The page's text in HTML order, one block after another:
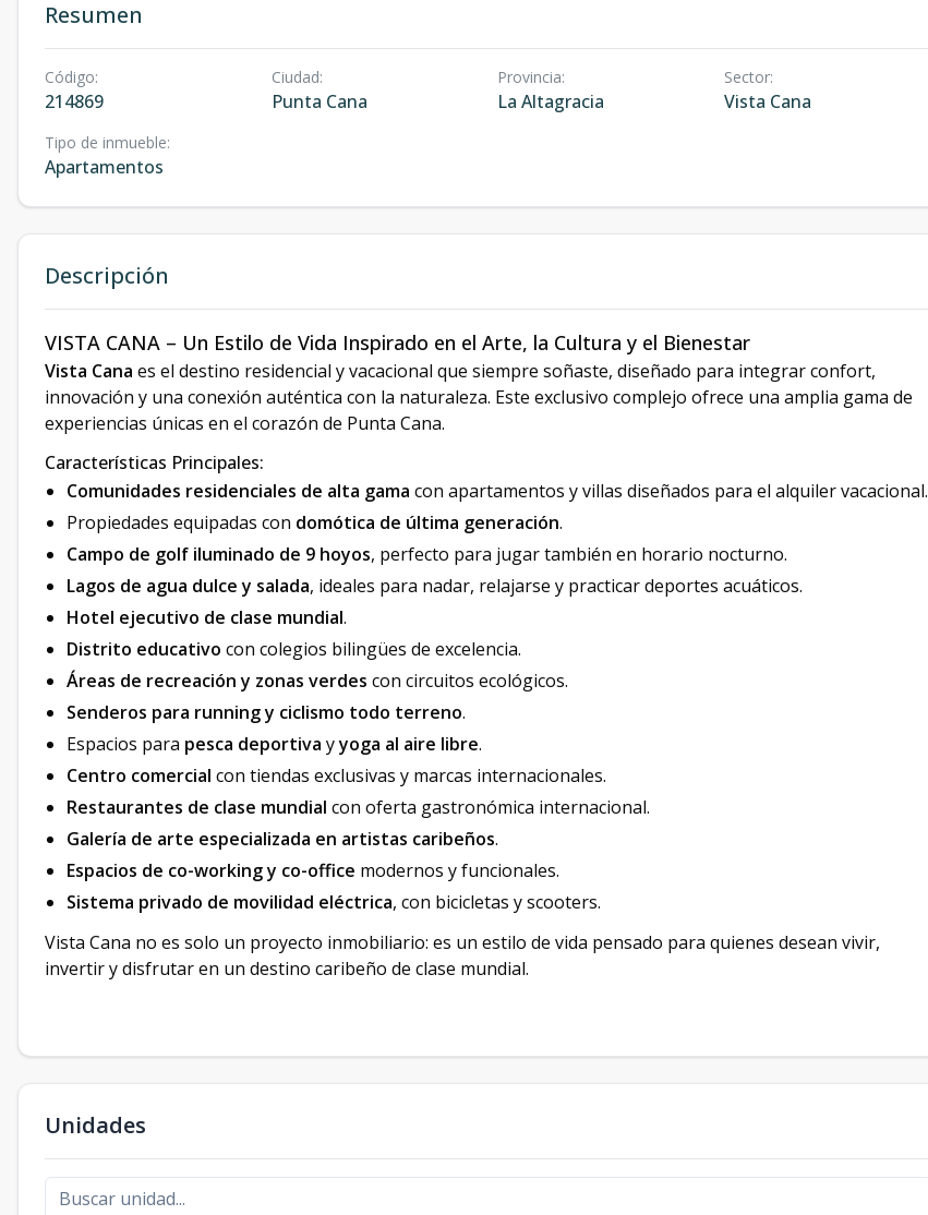
Resumen
Código:
214869
Ciudad:
Punta Cana
Provincia:
La Altagracia
Sector:
Vista Cana
Tipo de inmueble:
Apartamentos
Descripción
VISTA CANA – Un Estilo de Vida Inspirado en el Arte, la Cultura y el Bienestar
Vista Cana es el destino residencial y vacacional que siempre soñaste, diseñado para integrar confort,
innovación y una conexión auténtica con la naturaleza. Este exclusivo complejo ofrece una amplia gama de
experiencias únicas en el corazón de Punta Cana.
Características Principales:
Comunidades residenciales de alta gama con apartamentos y villas diseñados para el alquiler vacacional.
Propiedades equipadas con domótica de última generación.
Campo de golf iluminado de 9 hoyos, perfecto para jugar también en horario nocturno.
Lagos de agua dulce y salada, ideales para nadar, relajarse y practicar deportes acuáticos.
Hotel ejecutivo de clase mundial.
Distrito educativo con colegios bilingües de excelencia.
Áreas de recreación y zonas verdes con circuitos ecológicos.
Senderos para running y ciclismo todo terreno.
Espacios para pesca deportiva yyoga al aire libre.
Centro comercial con tiendas exclusivas y marcas internacionales.
Restaurantes de clase mundial con oferta gastronómica internacional.
Galería de arte especializada en artistas caribeños.
Espacios de co-working y co-office modernos y funcionales.
Sistema privado de movilidad eléctrica, con bicicletas y scooters.
Vista Cana no es solo un proyecto inmobiliario: es un estilo de vida pensado para quienes desean vivir,
invertir y disfrutar en un destino caribeño de clase mundial.
Unidades